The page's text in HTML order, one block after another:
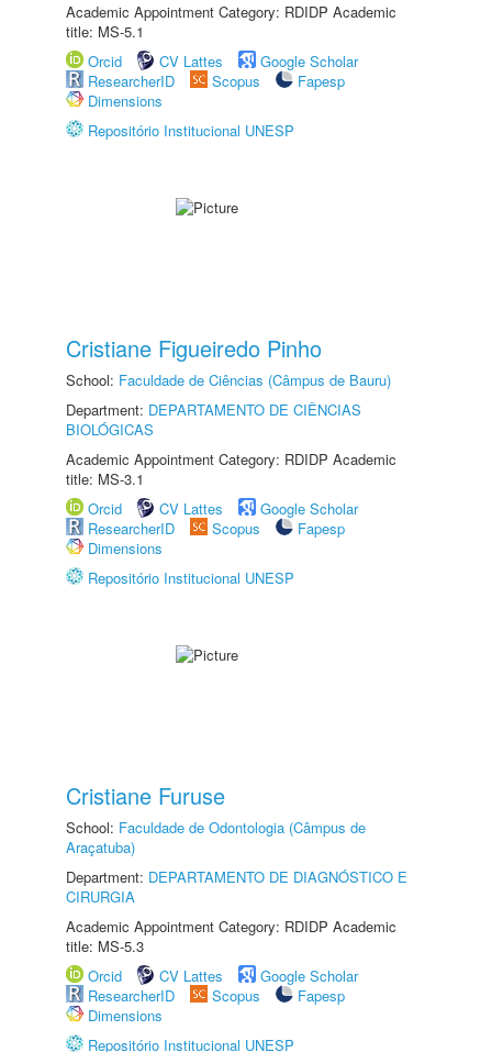
Academic Appointment Category: RDIDP Academic
title: MS-5.1
Orcid
CV Lattes
Google Scholar
ResearcherID
Scopus
Fapesp
Dimensions
Repositório Institucional UNESP
Cristiane Figueiredo Pinho
School: Faculdade de Ciências (Câmpus de Bauru)
Department: DEPARTAMENTO DE CIÊNCIAS
BIOLÓGICAS
Academic Appointment Category: RDIDP Academic
title: MS-3.1
Orcid
CV Lattes
Google Scholar
ResearcherID
Scopus
Fapesp
Dimensions
Repositório Institucional UNESP
Cristiane Furuse
School: Faculdade de Odontologia (Câmpus de
Araçatuba)
Department: DEPARTAMENTO DE DIAGNÓSTICO E
CIRURGIA
Academic Appointment Category: RDIDP Academic
title: MS-5.3
Orcid
CV Lattes
Google Scholar
ResearcherID
Scopus
Fapesp
Dimensions
Repositório Institucional UNESP